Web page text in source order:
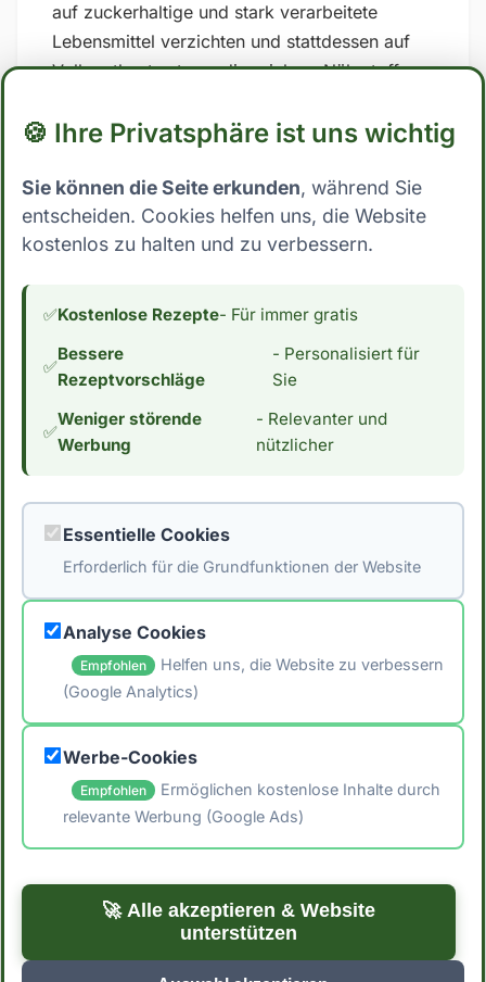
auf zuckerhaltige und stark verarbeitete
Lebensmittel verzichten und stattdessen auf
Vollwertkost setzen, die reich an Nährstoffen
Wo steht Ananas in Ananassaft (Konserve,
Kohlenhydrate pro 100g essbarer Anteil fällt
Ananas in Ananassaft (Konserve, nicht
abgetropft) eindeutig nicht in die Kategorie
Menschen, die ihre Kohlenhydrataufnahme
Low Carb Ernährung interessiert bist,
interessiert dich vielleicht auch der
Kaloriengehalt. Mit 59 Kalorien pro 100g
essbarer Anteil hat Ananas in Ananassaft
durchschnittlichen Kaloriengehalt. *Hinweis:
Die Daten stammen aus der [Schweizer
Nährwertdatenbank]
(https://naehrwertdaten.ch/de/).*
🖨️ Artikel drucken
← Zurück zu Blog
Zur Startseite →
🍪 Ihre Privatsphäre ist uns wichtig
Sie können die Seite erkunden, während Sie
entscheiden. Cookies helfen uns, die Website
kostenlos zu halten und zu verbessern.
✅Kostenlose Rezepte- Für immer gratis
✅
Bessere
Rezeptvorschläge
- Personalisiert für
Sie
✅
Weniger störende
Werbung
- Relevanter und
nützlicher
Essentielle Cookies
Erforderlich für die Grundfunktionen der Website
Analyse Cookies
Empfohlen
Helfen uns, die Website zu verbessern
(Google Analytics)
Werbe-Cookies
Empfohlen
Ermöglichen kostenlose Inhalte durch
relevante Werbung (Google Ads)
🚀 Alle akzeptieren & Website
unterstützen